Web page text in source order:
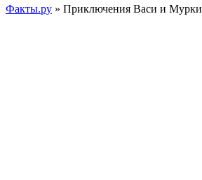
Факты.ру » Приключения Васи и Мурки